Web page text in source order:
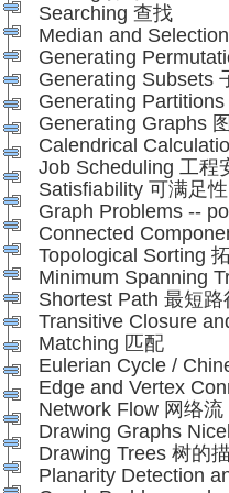
Searching 查找
Median and
Generating
Generating Subsets
Generating
Generating Graphs
Calendrical
Job Scheduling 工程
Satisfiability 可满足性
Graph Problems --
Connected
Topological Sorting
Minimum Spanning
Shortest Path 最短路
Transitive Closure
Matching 匹配
Eulerian Cycle /
Edge and Vertex
Network Flow 网络流
Drawing Graphs
Drawing Trees 树的
Planarity Detection